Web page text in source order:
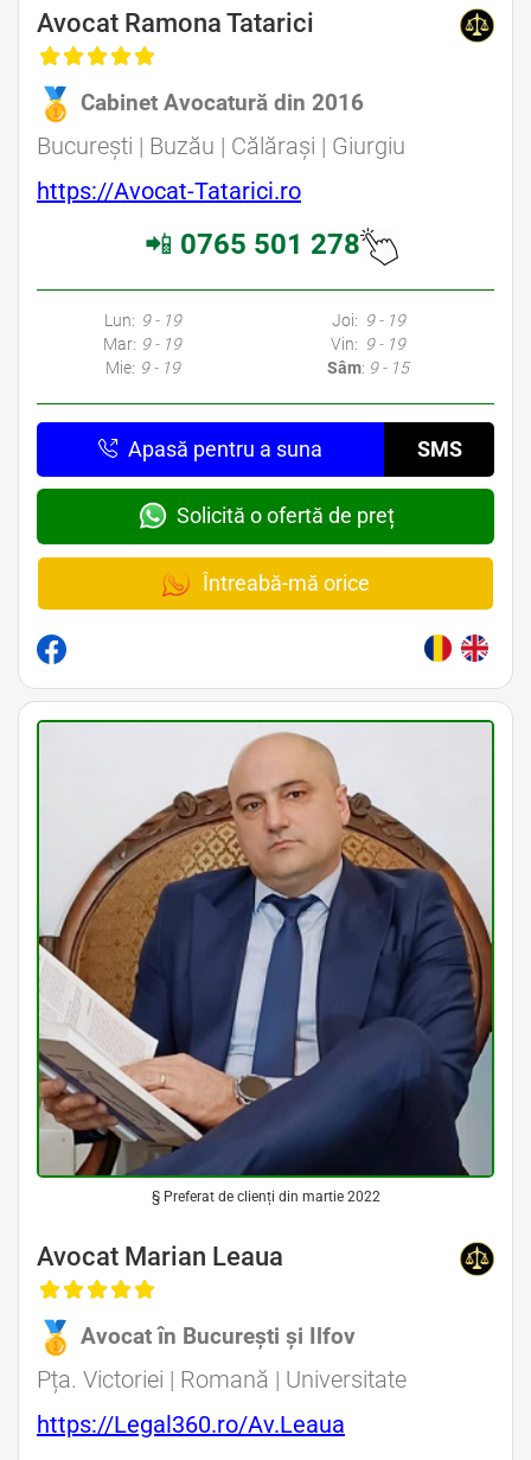
Avocat Ramona Tatarici
Cabinet Avocatură din 2016
București | Buzău | Călărași | Giurgiu
https://Avocat-Tatarici.ro
📲 0765 501 278
Lun: 9 - 19
Mar: 9 - 19
Mie: 9 - 19
Joi: 9 - 19
Vin: 9 - 19
Sâm: 9 - 15
Apasă pentru a suna SMS
Solicită o ofertă de preț
Întreabă-mă orice
§ Preferat de clienți din martie 2022
Avocat Marian Leaua
Avocat în București și Ilfov
Pța. Victoriei | Romană | Universitate
https://Legal360.ro/Av.Leaua